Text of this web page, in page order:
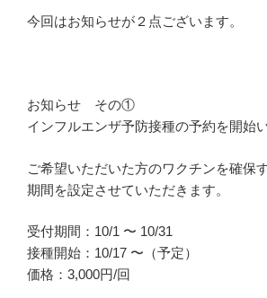
今回はお知らせが２点ございます。
お知らせ その①
インフルエンザ予防接種の予約を開始
ご希望いただいた方のワクチンを確保
期間を設定させていただきます。
受付期間：10/1 〜 10/31
接種開始：10/17 〜（予定）
価格：3,000円/回